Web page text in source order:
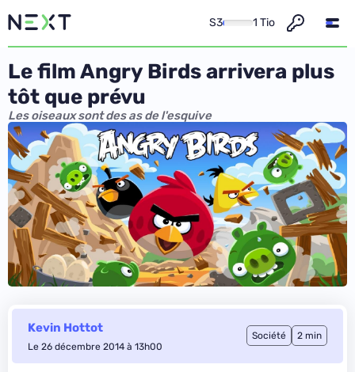
S3 1 Tio
Le film Angry Birds arrivera plus
tôt que prévu
Les oiseaux sont des as de l'esquive
Kevin Hottot
Le 26 décembre 2014 à 13h00
Société 2 min